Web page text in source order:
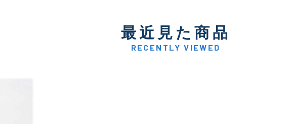
C-
い品
最近見た商品
RECENTLY VIEWED